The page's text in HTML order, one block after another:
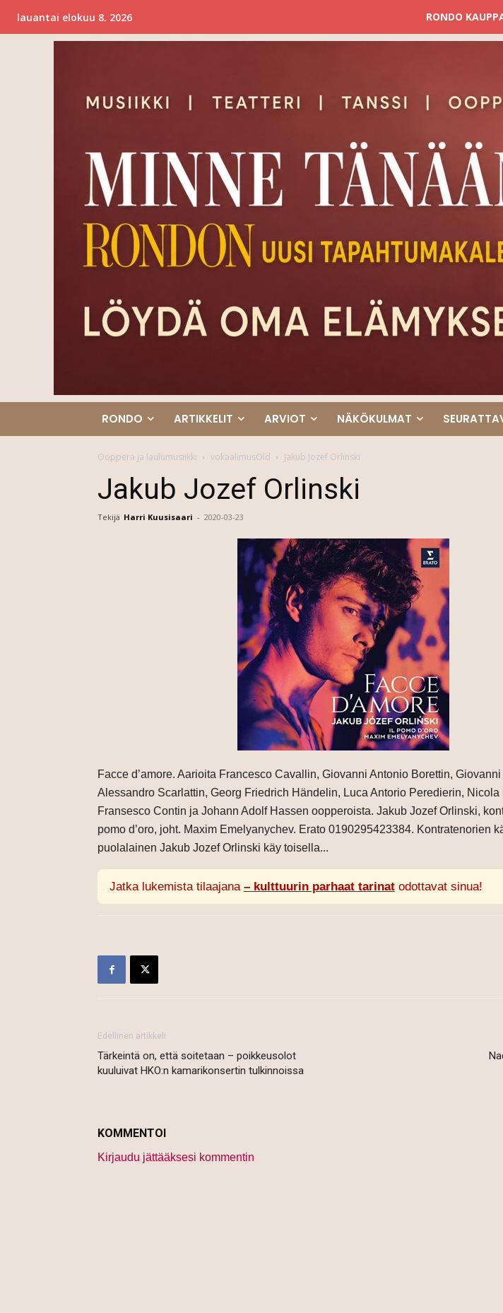
lauantai elokuu 8. 2026 RONDO
RONDO ARTIKKELIT ARVIOT NÄKÖKULMAT
Ooppera ja laulumusiikki vokaalimusOld Jakub Jozef Orlinski
Jakub Jozef Orlinski
Tekijä Harri Kuusisaari - 2020-03-23
Facce d’amore. Aarioita Francesco Cavallin, Giovanni Antonio Borettin,
Alessandro Scarlattin, Georg Friedrich Händelin, Luca Antorio Peredierin, Nicola
Fransesco Contin ja Johann Adolf Hassen oopperoista. Jakub Jozef Orlinski,
pomo d’oro, joht. Maxim Emelyanychev. Erato 0190295423384. Kontratenorien
puolalainen Jakub Jozef Orlinski käy toisella...
Jatka lukemista tilaajana – kulttuurin parhaat tarinatodottavat sinua!
Edellinen artikkeli
Tärkeintä on, että soitetaan – poikkeusolot
kuuluivat HKO:n kamarikonsertin tulkinnoissa
KOMMENTOI
Kirjaudu jättääksesi kommentin